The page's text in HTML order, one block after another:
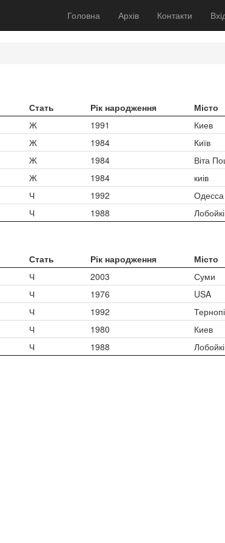
Головна Архів Контакти
Стать Рік народження Місто
Ж 1991
Киев
Ж 1984 Київ
Ж 1984
Віта
Ж 1984
киів
Ч 1992 Одесса
Ч 1988
Стать Рік народження Місто
Ч 2003
Суми
Ч 1976
USA
Ч 1992
Ч 1980 Киев
Ч 1988